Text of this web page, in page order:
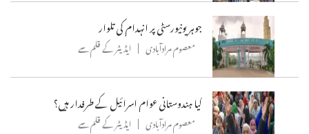
جوہر یونیورسٹی پر انہدام کی تلوار
معصوم مرادآبادی ایڈیٹر کے قلم سے
کیا ہندوستانی عوام اسرائیل کے طرفدار ہیں؟
معصوم مرادآبادی ایڈیٹر کے قلم سے